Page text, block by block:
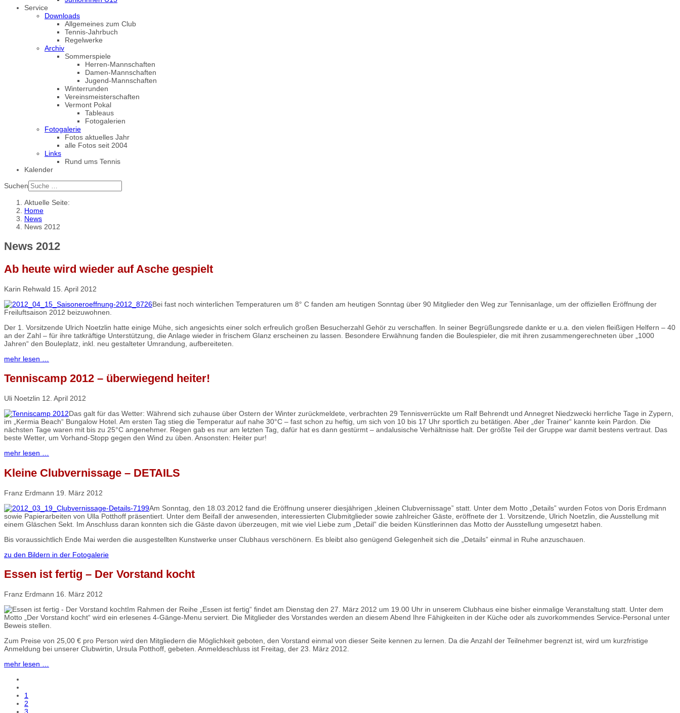
Service
Downloads
Allgemeines zum Club
Tennis-Jahrbuch
Regelwerke
Archiv
Sommerspiele
Herren-Mannschaften
Damen-Mannschaften
Jugend-Mannschaften
Winterrunden
Vereinsmeisterschaften
Vermont Pokal
Tableaus
Fotogalerien
Fotogalerie
Fotos aktuelles Jahr
alle Fotos seit 2004
Links
Rund ums Tennis
Kalender
Suchen
Aktuelle Seite:
Home
News
News 2012
News 2012
Ab heute wird wieder auf Asche gespielt
Karin Rehwald 15. April 2012
Bei fast noch winterlichen Temperaturen um 8° C fanden am heutigen Sonntag über 90 Mitglieder den Weg zur Tennisanlage, um der offiziellen Eröffnung der
Freiluftsaison 2012 beizuwohnen.
Der 1. Vorsitzende Ulrich Noetzlin hatte einige Mühe, sich angesichts einer solch erfreulich großen Besucherzahl Gehör zu verschaffen. In seiner Begrüßungsrede dankte er u.a. den vielen fleißigen Helfern – 40
an der Zahl – für ihre tatkräftige Unterstützung, die Anlage wieder in frischem Glanz erscheinen zu lassen. Besondere Erwähnung fanden die Boulespieler, die mit ihren zusammengerechneten über „1000
Jahren“ den Bouleplatz, inkl. neu gestalteter Umrandung, aufbereiteten.
mehr lesen …
Tenniscamp 2012 – überwiegend heiter!
Uli Noetzlin 12. April 2012
Das galt für das Wetter: Während sich zuhause über Ostern der Winter zurückmeldete, verbrachten 29 Tennisverrückte um Ralf Behrendt und Annegret Niedzwecki herrliche Tage in Zypern,
im „Kermia Beach“ Bungalow Hotel. Am ersten Tag stieg die Temperatur auf nahe 30°C – fast schon zu heftig, um sich von 10 bis 17 Uhr sportlich zu betätigen. Aber „der Trainer“ kannte kein Pardon. Die
nächsten Tage waren mit bis zu 25°C angenehmer. Regen gab es nur am letzten Tag, dafür hat es dann gestürmt – andalusische Verhältnisse halt. Der größte Teil der Gruppe war damit bestens vertraut. Das
beste Wetter, um Vorhand-Stopp gegen den Wind zu üben. Ansonsten: Heiter pur!
mehr lesen …
Kleine Clubvernissage – DETAILS
Franz Erdmann 19. März 2012
Am Sonntag, den 18.03.2012 fand die Eröffnung unserer diesjährigen „kleinen Clubvernissage” statt. Unter dem Motto „Details” wurden Fotos von Doris Erdmann
sowie Papierarbeiten von Ulla Potthoff präsentiert. Unter dem Beifall der anwesenden, interessierten Clubmitglieder sowie zahlreicher Gäste, eröffnete der 1. Vorsitzende, Ulrich Noetzlin, die Ausstellung mit
einem Gläschen Sekt. Im Anschluss daran konnten sich die Gäste davon überzeugen, mit wie viel Liebe zum „Detail” die beiden Künstlerinnen das Motto der Ausstellung umgesetzt haben.
Bis voraussichtlich Ende Mai werden die ausgestellten Kunstwerke unser Clubhaus verschönern. Es bleibt also genügend Gelegenheit sich die „Details” einmal in Ruhe anzuschauen.
zu den Bildern in der Fotogalerie
Essen ist fertig – Der Vorstand kocht
Franz Erdmann 16. März 2012
Im Rahmen der Reihe „Essen ist fertig“ findet am Dienstag den 27. März 2012 um 19.00 Uhr in unserem Clubhaus eine bisher einmalige Veranstaltung statt. Unter dem
Motto „Der Vorstand kocht“ wird ein erlesenes 4-Gänge-Menu serviert. Die Mitglieder des Vorstandes werden an diesem Abend Ihre Fähigkeiten in der Küche oder als zuvorkommendes Service-Personal unter
Beweis stellen.
Zum Preise von 25,00 € pro Person wird den Mitgliedern die Möglichkeit geboten, den Vorstand einmal von dieser Seite kennen zu lernen. Da die Anzahl der Teilnehmer begrenzt ist, wird um kurzfristige
Anmeldung bei unserer Clubwirtin, Ursula Potthoff, gebeten. Anmeldeschluss ist Freitag, der 23. März 2012.
mehr lesen …
1
2